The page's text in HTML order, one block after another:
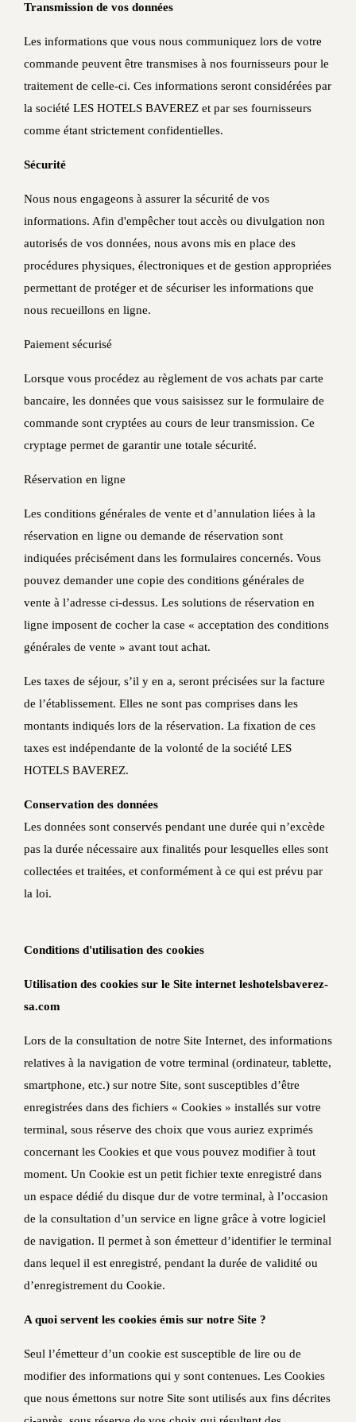
Transmission de vos données
Les informations que vous nous communiquez lors de votre
commande peuvent être transmises à nos fournisseurs pour le
traitement de celle-ci. Ces informations seront considérées par
la société LES HOTELS BAVEREZ et par ses fournisseurs
comme étant strictement confidentielles.
Sécurité
Nous nous engageons à assurer la sécurité de vos
informations. Afin d'empêcher tout accès ou divulgation non
autorisés de vos données, nous avons mis en place des
procédures physiques, électroniques et de gestion appropriées
permettant de protéger et de sécuriser les informations que
nous recueillons en ligne.
Paiement sécurisé
Lorsque vous procédez au règlement de vos achats par carte
bancaire, les données que vous saisissez sur le formulaire de
commande sont cryptées au cours de leur transmission. Ce
cryptage permet de garantir une totale sécurité.
Réservation en ligne
Les conditions générales de vente et d’annulation liées à la
réservation en ligne ou demande de réservation sont
indiquées précisément dans les formulaires concernés. Vous
pouvez demander une copie des conditions générales de
vente à l’adresse ci-dessus. Les solutions de réservation en
ligne imposent de cocher la case « acceptation des conditions
générales de vente » avant tout achat.
Les taxes de séjour, s’il y en a, seront précisées sur la facture
de l’établissement. Elles ne sont pas comprises dans les
montants indiqués lors de la réservation. La fixation de ces
taxes est indépendante de la volonté de la société LES
HOTELS BAVEREZ.
Conservation des données
Les données sont conservés pendant une durée qui n’excède
pas la durée nécessaire aux finalités pour lesquelles elles sont
collectées et traitées, et conformément à ce qui est prévu par
la loi.
Conditions d'utilisation des cookies
Utilisation des cookies sur le Site internet leshotelsbaverez-
sa.com
Lors de la consultation de notre Site Internet, des informations
relatives à la navigation de votre terminal (ordinateur, tablette,
smartphone, etc.) sur notre Site, sont susceptibles d’être
enregistrées dans des fichiers « Cookies » installés sur votre
terminal, sous réserve des choix que vous auriez exprimés
concernant les Cookies et que vous pouvez modifier à tout
moment. Un Cookie est un petit fichier texte enregistré dans
un espace dédié du disque dur de votre terminal, à l’occasion
de la consultation d’un service en ligne grâce à votre logiciel
de navigation. Il permet à son émetteur d’identifier le terminal
dans lequel il est enregistré, pendant la durée de validité ou
d’enregistrement du Cookie.
A quoi servent les cookies émis sur notre Site ?
Seul l’émetteur d’un cookie est susceptible de lire ou de
modifier des informations qui y sont contenues. Les Cookies
que nous émettons sur notre Site sont utilisés aux fins décrites